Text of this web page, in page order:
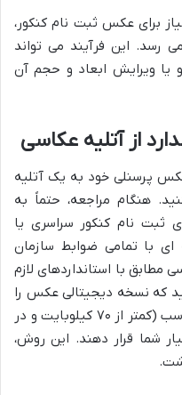
برای عکس ثبت نام کنکور،
این فرآیند می تواند
ویرایش ابعاد و حجم آن
از آتلیه عکاسی
پرسنلی خود به یک آتلیه
هنگام مراجعه، حتماً به
ثبت نام کنکور سراسری یا
ای با تمامی ضوابط سازمان
با استانداردهای لازم
که نسخه دیجیتالی عکس را
با فرمت JPEG و با حجم و ابعاد مناسب (کمتر از ۷۰ کیلوبایت و در
شما قرار دهند. این روش،